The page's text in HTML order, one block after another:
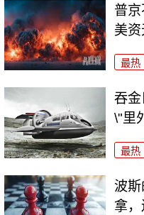
普
美资
最热
吞
\"里
最热
波
拿，